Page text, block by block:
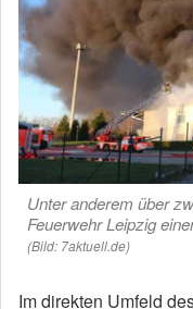
Unter anderem über
Feuerwehr Leipzig
(Bild: 7aktuell.de)
Im direkten Umfeld